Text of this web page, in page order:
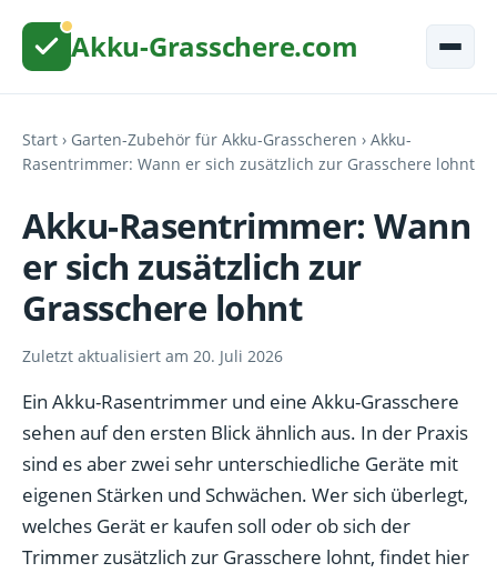
Akku-Grasschere.com
Start › Garten-Zubehör für Akku-Grasscheren › Akku-
Rasentrimmer: Wann er sich zusätzlich zur Grasschere lohnt
Akku-Rasentrimmer: Wann
er sich zusätzlich zur
Grasschere lohnt
Zuletzt aktualisiert am 20. Juli 2026
Ein Akku-Rasentrimmer und eine Akku-Grasschere
sehen auf den ersten Blick ähnlich aus. In der Praxis
sind es aber zwei sehr unterschiedliche Geräte mit
eigenen Stärken und Schwächen. Wer sich überlegt,
welches Gerät er kaufen soll oder ob sich der
Trimmer zusätzlich zur Grasschere lohnt, findet hier